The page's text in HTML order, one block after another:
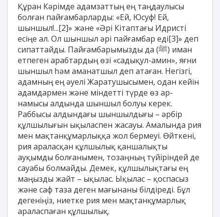
Құран Кәрімде адамзаттың ең таңдаулысы
болған пайғамбарларды: «Ей, Юсуф! Ей,
шыншыл!...[2]» және «Әрі Кітаптағы Идристі
есіңе ал. Ол шыншыл әрі пайғамбар еді[3]» деп
сипаттайды. Пайғамбарымызды да (ﷺ) иман
етпеген арабтардың өзі «садықул-амин», яғни
шыншыл һәм аманатшыл деп атаған. Негізгі,
адамның ең әуелі Жаратушысымен, одан кейін
адамдармен және міндетті түрде өз ар-
намысы алдында шыншыл болуы керек.
Раббысы алдындағы шыншылдығы – әрбір
құлшылығын ықыласпен жасауы. Амалында рия
мен мақтанқұмарлыққа жол бермеуі. Өйткені,
рия араласқан құлшылық қаншалықты
ауқымды болғанымен, тозаңның түйіріндей де
сауабы болмайды. Демек, құлшылықтағы ең
маңызды жайт – ықылас. Ықылас – қоспасыз
және саф таза деген мағынаны білдіреді. Бұл
дегеніңіз, ниетке рия мен мақтанқұмарлық
араласпаған құлшылық.